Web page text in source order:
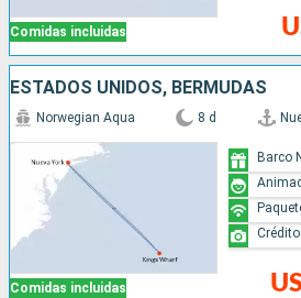
Comidas incluidas
ESTADOS UNIDOS, BERMUDAS
Comidas incluidas
Norwegian Aqua 8 d
Barco